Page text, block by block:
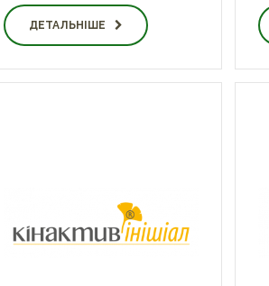
ДЕТАЛЬНІШЕ